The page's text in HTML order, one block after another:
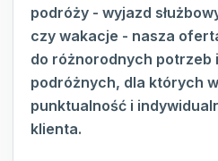
podróży - wyjazd
czy wakacje - nasza
do różnorodnych potrzeb
podróżnych, dla których
punktualność i
klienta.